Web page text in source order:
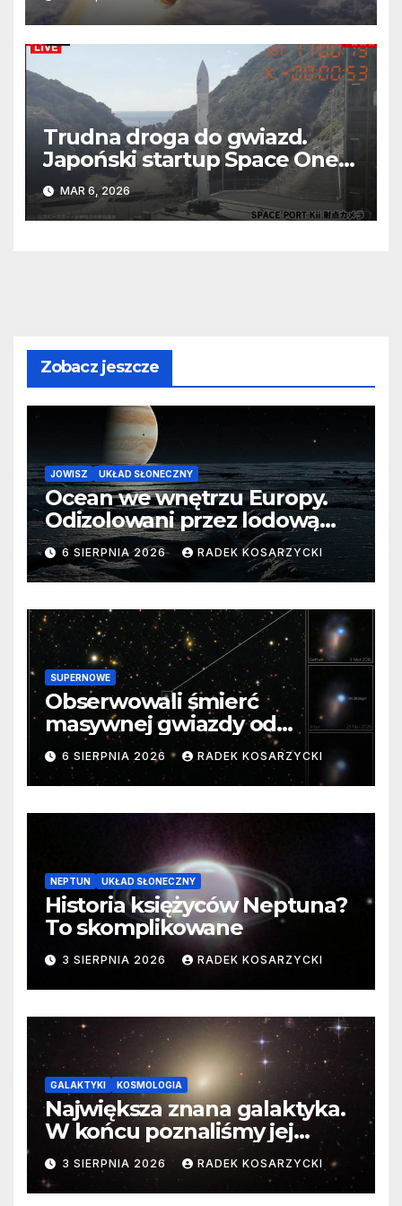
Trudna droga do gwiazd.
Japoński startup Space One
po raz trzeci przegrał z
grawitacją
MAR 6, 2026
Zobacz jeszcze
JOWISZ UKŁAD SŁONECZNY
Ocean we wnętrzu Europy.
Odizolowani przez lodową
barierę
6 SIERPNIA 2026 RADEK KOSARZYCKI
SUPERNOWE
Obserwowali śmierć
masywnej gwiazdy od
samego początku. Niezwykle
cenne dane
6 SIERPNIA 2026 RADEK KOSARZYCKI
NEPTUN UKŁAD SŁONECZNY
Historia księżyców Neptuna?
To skomplikowane
3 SIERPNIA 2026 RADEK KOSARZYCKI
GALAKTYKI KOSMOLOGIA
Największa znana galaktyka.
W końcu poznaliśmy jej
faktyczne wymiary
3 SIERPNIA 2026 RADEK KOSARZYCKI